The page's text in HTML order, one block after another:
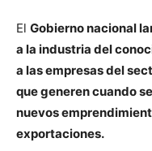
El Gobierno nacional
a la industria del
a las empresas del
que generen cuando
nuevos
exportaciones.